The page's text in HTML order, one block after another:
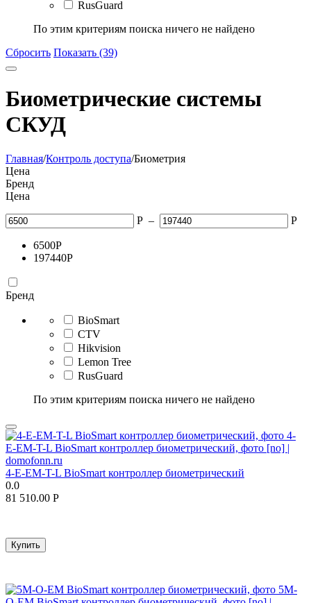
RusGuard
По этим критериям поиска ничего не найдено
Сбросить Показать (39)
Биометрические системы
СКУД
Главная/Контроль доступа/Биометрия
Цена
Бренд
Цена
Р – Р
6500Р
197440Р
Бренд
BioSmart
CTV
Hikvision
Lemon Tree
RusGuard
По этим критериям поиска ничего не найдено
4-E-EM-T-L BioSmart контроллер биометрический
0.0
81 510.00 Р
Купить